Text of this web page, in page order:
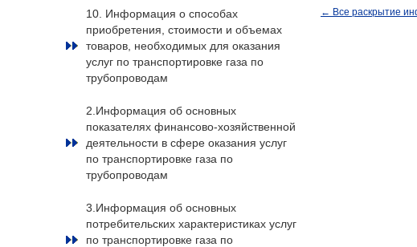
10. Информация о способах
приобретения, стоимости и объемах
товаров, необходимых для оказания
услуг по транспортировке газа по
трубопроводам
2.Информация об основных
показателях финансово-хозяйственной
деятельности в сфере оказания услуг
по транспортировке газа по
трубопроводам
3.Информация об основных
потребительских характеристиках услуг
по транспортировке газа по
← Все раскрытие